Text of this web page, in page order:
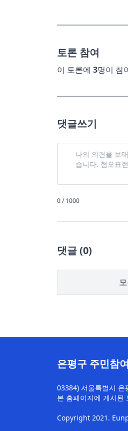
토론 참여
이 토론에 3명이 참
댓글쓰기
0 / 1000
댓글(0)
은평구 주민참
03384) 서울특별시 은
본 홈페이지에 게시된
Copyright 2021.